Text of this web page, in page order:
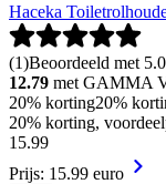
Haceka
(1)Beoordeeld met
12.79 met GAMMA
20% korting20%
20% korting,
15.99
Prijs: 15.99 euro